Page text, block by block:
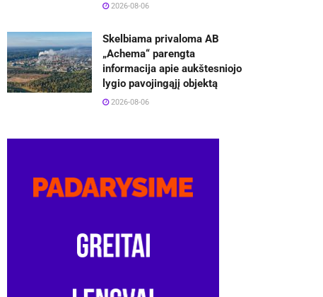
2026-08-06
Skelbiama privaloma AB
„Achema“ parengta
informacija apie aukštesniojo
lygio pavojingąjį objektą
2026-08-06